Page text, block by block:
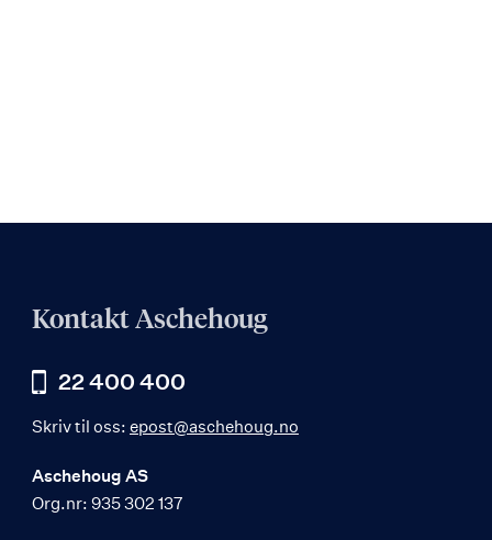
Kontakt Aschehoug
22 400 400
Skriv til oss: epost@aschehoug.no
Aschehoug AS
Org.nr: 935 302 137